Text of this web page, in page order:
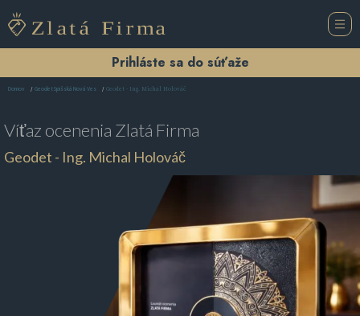
Prihláste sa do súťaže
Domov Geodet Spišská Nová Ves Geodet - Ing. Michal Holováč
Víťaz ocenenia Zlatá Firma
Geodet - Ing. Michal Holováč